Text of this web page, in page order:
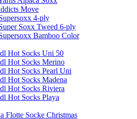
Move
4-ply
Soxx Tweed 6-ply
Bamboo Color
Hot Socks Uni 50
Hot Socks Merino
Hot Socks Pearl Uni
Hot Socks Madena
Hot Socks Riviera
Hot Socks Playa
Flotte Socke Christmas